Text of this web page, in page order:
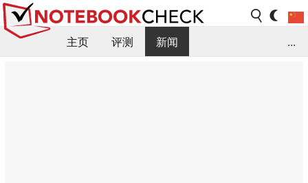
主页 评测
新闻
...